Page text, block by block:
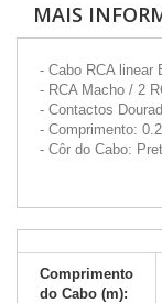
MAIS
- Cabo RCA linear
- RCA Macho / 2
- Contactos
- Comprimento:
- Côr do Cabo:
Comprimento
do Cabo (m):